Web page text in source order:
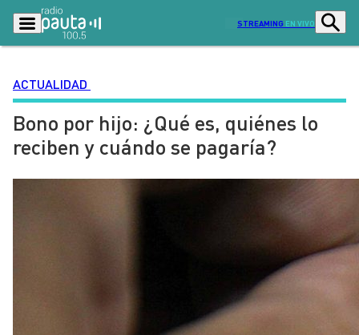
STREAMING EN VIVO
Podcasts Programas
Lo Último
Ciudad Economía
Deportes
ACTUALIDAD
Bono por hijo: ¿Qué es, quiénes lo
reciben y cuándo se pagaría?